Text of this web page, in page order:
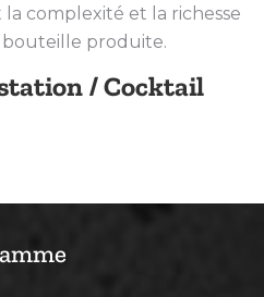
complexité et la richesse
bouteille produite.
/ Cocktail